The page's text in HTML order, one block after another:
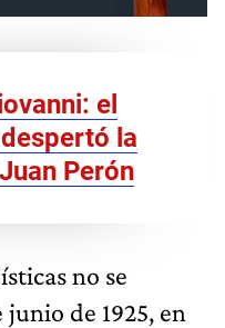
el
la
Perón
no se
de 1925, en